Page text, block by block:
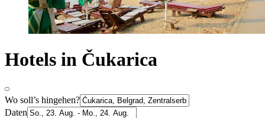
Hotels in Čukarica
Wo soll’s hingehen?
Daten